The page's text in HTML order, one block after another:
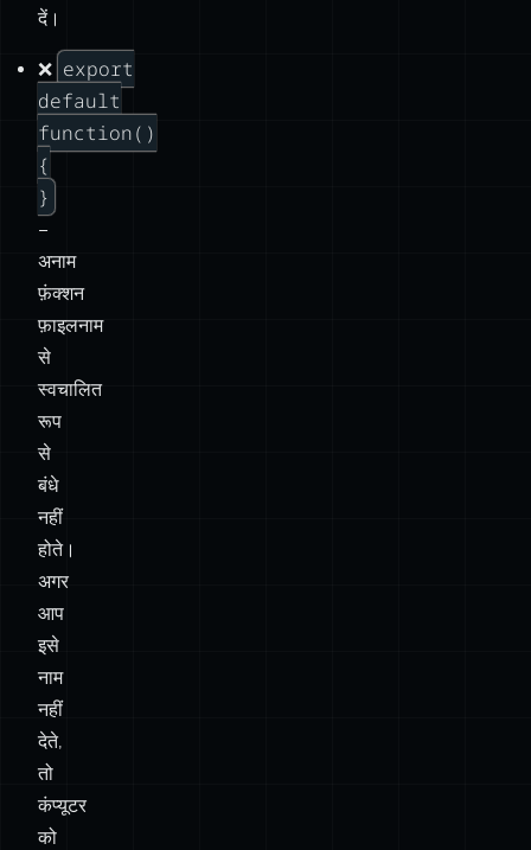
दें।
❌ export
default
function()
{
}
–
अनाम
फ़ंक्शन
फ़ाइलनाम
से
स्वचालित
रूप
से
बंधे
नहीं
होते।
अगर
आप
इसे
नाम
नहीं
देते,
तो
कंप्यूटर
को